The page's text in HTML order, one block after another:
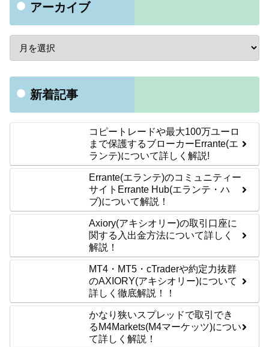
アーカイブ
新着記事
コピートレードや最大100万ユーロ
まで保護するブローカーErrante(エ
ランテ)について詳しく解説!
Errante(エランテ)のコミュニティー
サイトErrante Hub(エランテ・ハ
ブ)について解説！
Axiory(アキシオリー)の取引口座に
関する入出金方法について詳しく
解説！
MT4・MT5・cTraderや約定力抜群
のAXIORY(アキシオリー)について
詳しく徹底解説！！
かなり狭いスプレッドで取引でき
るM4Markets(M4マーケッツ)につい
て詳しく解説！